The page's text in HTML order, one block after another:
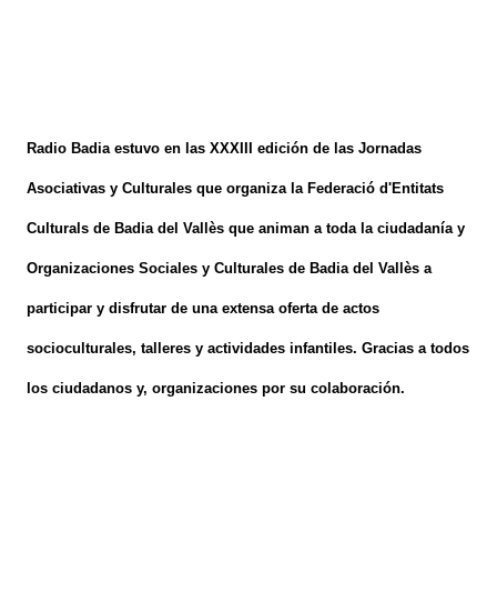
Radio Badia estuvo en las XXXIII edición de las Jornadas
Asociativas y Culturales que organiza la Federació d'Entitats
Culturals de Badia del Vallès que animan a toda la ciudadanía y
Organizaciones Sociales y Culturales de Badia del Vallès a
participar y disfrutar de una extensa oferta de actos
socioculturales, talleres y actividades infantiles. Gracias a todos
los ciudadanos y, organizaciones por su colaboración.